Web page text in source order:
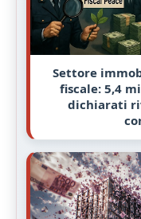
Settore
fiscale: 5,4
dichiarati